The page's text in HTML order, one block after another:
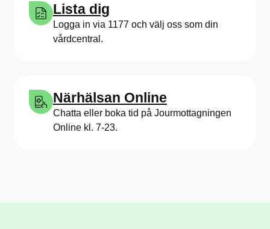
Lista dig
Logga in via 1177 och välj oss som din
vårdcentral.
Närhälsan Online
Chatta eller boka tid på Jourmottagningen
Online kl. 7-23.